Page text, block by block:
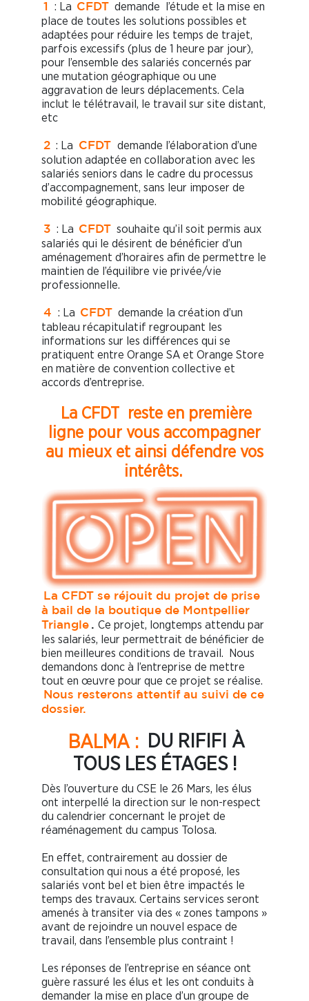
1 : La CFDT
demande l’étude et la mise en
place de toutes les solutions possibles et
adaptées pour réduire les temps de trajet,
parfois excessifs (plus de 1 heure par jour),
pour l’ensemble des salariés concernés par
une mutation géographique ou une
aggravation de leurs déplacements. Cela
inclut le télétravail, le travail sur site distant,
etc
2 : La CFDT
demande l’élaboration d’une
solution adaptée en collaboration avec les
salariés seniors dans le cadre du processus
d’accompagnement, sans leur imposer de
mobilité géographique.
3 : La CFDT
souhaite qu’il soit permis aux
salariés qui le désirent de bénéficier d’un
aménagement d’horaires afin de permettre le
maintien de l’équilibre vie privée/vie
professionnelle.
4 : La CFDT
demande la création d’un
tableau récapitulatif regroupant les
informations sur les différences qui se
pratiquent entre Orange SA et Orange Store
en matière de convention collective et
accords d’entreprise.
La CFDT reste en première
ligne pour vous accompagner
au mieux et ainsi défendre vos
intérêts.
La CFDT se réjouit du projet de prise
à bail de la boutique de Montpellier
Triangle .Ce projet, longtemps attendu par
les salariés, leur permettrait de bénéficier de
bien meilleures conditions de travail. Nous
demandons donc à l’entreprise de mettre
tout en œuvre pour que ce projet se réalise.
Nous resterons attentif au suivi de ce
dossier.
BALMA :
DU RIFIFI À
TOUS LES ÉTAGES !
Dès l’ouverture du CSE le 26 Mars, les élus
ont interpellé la direction sur le non-respect
du calendrier concernant le projet de
réaménagement du campus Tolosa.
En effet, contrairement au dossier de
consultation qui nous a été proposé, les
salariés vont bel et bien être impactés le
temps des travaux. Certains services seront
amenés à transiter via des « zones tampons »
avant de rejoindre un nouvel espace de
travail, dans l’ensemble plus contraint !
Les réponses de l’entreprise en séance ont
guère rassuré les élus et les ont conduits à
demander la mise en place d’un groupe de